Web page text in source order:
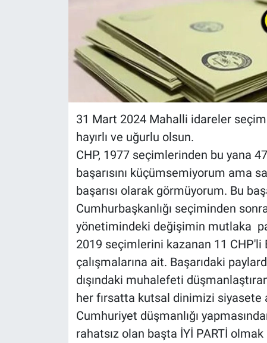
31 Mart 2024 Mahalli idareler
hayırlı ve uğurlu olsun.
CHP, 1977 seçimlerinden bu yana
başarısını küçümsemiyorum ama
başarısı olarak görmüyorum. Bu
Cumhurbaşkanlığı seçiminden
yönetimindeki değişimin mutlaka
2019 seçimlerini kazanan 11 CHP'li
çalışmalarına ait. Başarıdaki
dışındaki muhalefeti
her fırsatta kutsal dinimizi
Cumhuriyet düşmanlığı
rahatsız olan başta İYİ PARTİ